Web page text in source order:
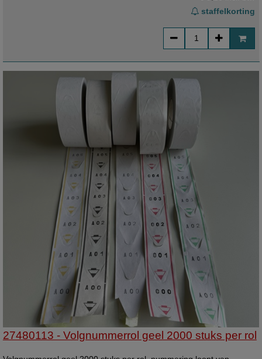
staffelkorting
27480113 - Volgnummerrol geel 2000 stuks per rol